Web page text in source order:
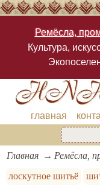
Ремёсла,
Культура,
главная
Главная Ремёсла,
лоскутное шитьё